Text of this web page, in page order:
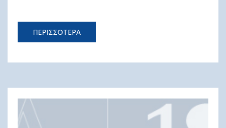
ΠΕΡΙΣΣΟΤΕΡΑ